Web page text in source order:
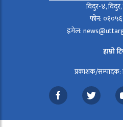
विदुर-४,
फोन:
इमेल:
हाम्रो
प्रकाशक/सम्पादक: